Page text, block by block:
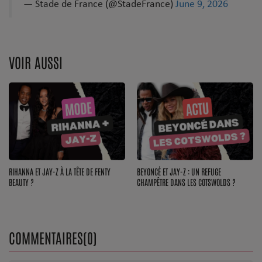
Dossier de Presse
Contact
Se connecter
— Stade de France (@StadeFrance) June 9, 2026
VOIR AUSSI
RIHANNA ET JAY-Z À LA TÊTE DE FENTY
BEAUTY ?
BEYONCÉ ET JAY-Z : UN REFUGE
CHAMPÊTRE DANS LES COTSWOLDS ?
COMMENTAIRES(0)